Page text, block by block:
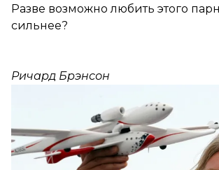
Разве возможно любить этого
сильнее?
Ричард Брэнсон